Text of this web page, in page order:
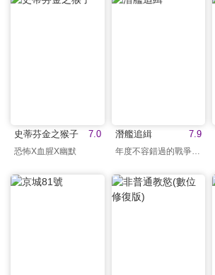
7.0
史蒂芬金之猴子
恐怖X血腥X幽默
7.9
潛艦追緝
年度不容錯過的戰爭巨獻